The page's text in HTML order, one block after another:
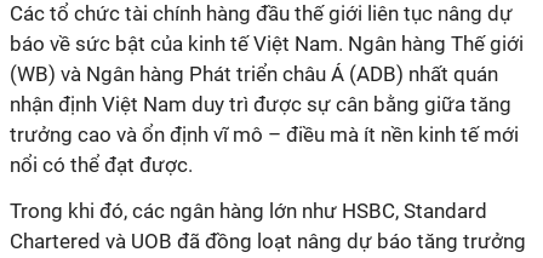
Các tổ chức tài chính hàng đầu thế giới liên tục nâng dự
báo về sức bật của kinh tế Việt Nam. Ngân hàng Thế giới
(WB) và Ngân hàng Phát triển châu Á (ADB) nhất quán
nhận định Việt Nam duy trì được sự cân bằng giữa tăng
trưởng cao và ổn định vĩ mô – điều mà ít nền kinh tế mới
nổi có thể đạt được.
Trong khi đó, các ngân hàng lớn như HSBC, Standard
Chartered và UOB đã đồng loạt nâng dự báo tăng trưởng